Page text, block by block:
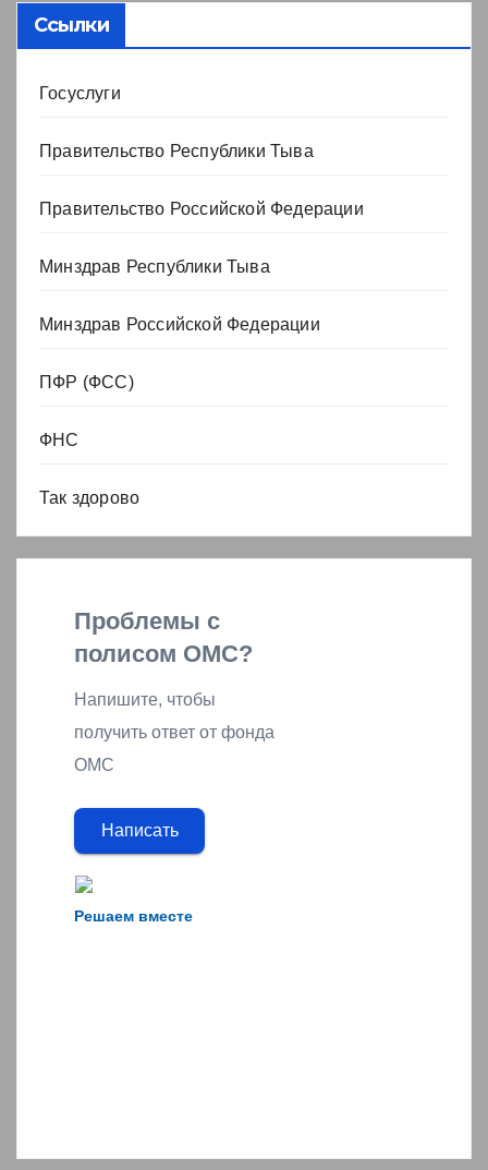
Ссылки
Госуслуги
Правительство Республики Тыва
Правительство Российской Федерации
Минздрав Республики Тыва
Минздрав Российской Федерации
ПФР (ФСС)
ФНС
Так здорово
Решаем вместе
Проблемы с
полисом ОМС?
Напишите, чтобы
получить ответ от фонда
ОМС
Написать